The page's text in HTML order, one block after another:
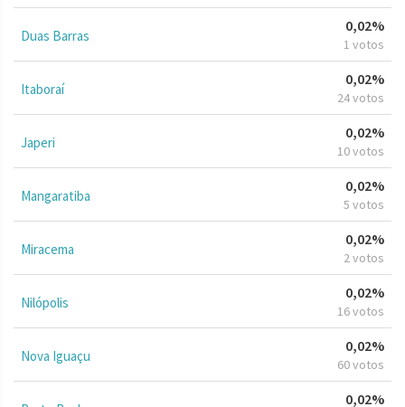
Duas Barras
0,02%
1 votos
Itaboraí
0,02%
24 votos
Japeri
0,02%
10 votos
Mangaratiba
0,02%
5 votos
Miracema
0,02%
2 votos
Nilópolis
0,02%
16 votos
Nova Iguaçu
0,02%
60 votos
0,02%